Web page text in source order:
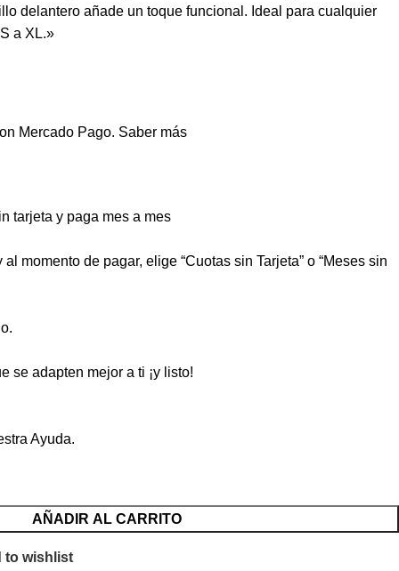
delantero añade un toque funcional. Ideal para cualquier
a XL.»
Mercado Pago. Saber más
tarjeta y paga mes a mes
momento de pagar, elige “Cuotas sin Tarjeta” o “Meses sin
se adapten mejor a ti ¡y listo!
Ayuda.
AÑADIR AL CARRITO
to wishlist